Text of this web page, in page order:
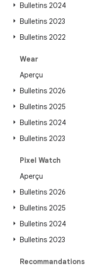
Bulletins 2024
Bulletins 2023
Bulletins 2022
Wear
Aperçu
Bulletins 2026
Bulletins 2025
Bulletins 2024
Bulletins 2023
Pixel Watch
Aperçu
Bulletins 2026
Bulletins 2025
Bulletins 2024
Bulletins 2023
Recommandations